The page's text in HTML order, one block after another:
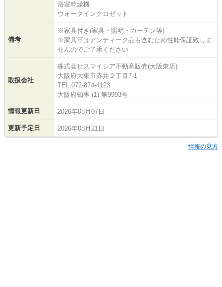
浴室乾燥機
ウォークインクロゼット
備考
※家具付き(家具・照明・カーテン等)
※家具等はアンティーク品も含むため性能保証致しま
せんのでご了承ください
取扱会社
株式会社スマイシア不動産販売(大阪東店)
大阪府大東市赤井２丁目7-1
TEL:072-874-4123
大阪府知事 (1) 第9993号
情報更新日 2026年08月07日
更新予定日 2026年08月21日
情報の見方